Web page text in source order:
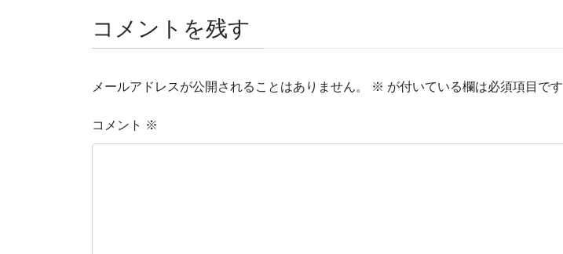
コメントを残す
メールアドレスが公開されることはありません。 ※ が付いている欄は必須項目です
コメント ※